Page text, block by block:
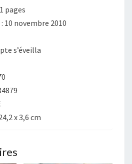
pages
10 novembre 2010
s’éveilla
x 3,6 cm